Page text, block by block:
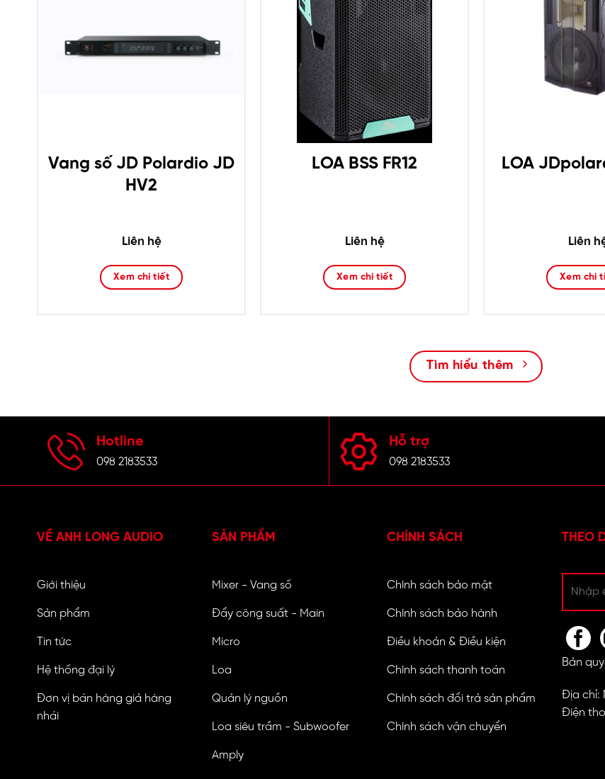
Vang số JD Polardio JD
HV2
Liên hệ
Xem chi tiết
LOA BSS FR12
Liên hệ
Xem chi tiết
LOA
Liên
Xem chi
Tìm hiểu thêm
Hotline
098 2183533
Hỗ trợ
098 2183533
VỀ ANH LONG AUDIO
Giới thiệu
Sản phẩm
Tin tức
Hệ thống đại lý
Đơn vị bán hàng giả hàng
nhái
SẢN PHẨM
Mixer - Vang số
Đẩy công suất - Main
Micro
Loa
Quản lý nguồn
Loa siêu trầm - Subwoofer
Amply
CHÍNH SÁCH
Chính sách bảo mật
Chính sách bảo hành
Điều khoản & Điều kiện
Chính sách thanh toán
Chính sách đổi trả sản phẩm
Chính sách vận chuyển
THEO
Bản
Địa chỉ:
Điện